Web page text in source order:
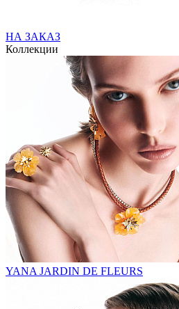
НА ЗАКАЗ
Коллекции
YANA JARDIN DE FLEURS